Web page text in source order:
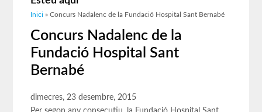
Inici » Concurs Nadalenc de la Fundació Hospital Sant Bernabé
Concurs Nadalenc de la
Fundació Hospital Sant
Bernabé
dimecres, 23 desembre, 2015